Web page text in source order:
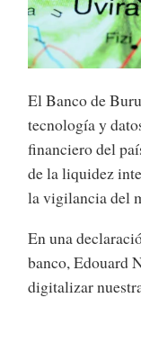
El Banco de
tecnología y
financiero del
de la liquidez
la vigilancia del
En una
banco, Edouard
digitalizar